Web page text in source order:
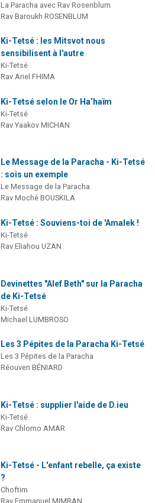
La Paracha avec Rav Rosenblum
Rav Baroukh ROSENBLUM
Ki-Tetsé : les Mitsvot nous
sensibilisent à l'autre
Ki-Tetsé
Rav Ariel FHIMA
Ki-Tetsé selon le Or Ha‘haïm
Ki-Tetsé
Rav Yaakov MICHAN
Le Message de la Paracha - Ki-Tetsé
: sois un exemple
Le Message de la Paracha
Rav Moché BOUSKILA
Ki-Tetsé : Souviens-toi de 'Amalek !
Ki-Tetsé
Rav Eliahou UZAN
Devinettes "Alef Beth" sur la Paracha
de Ki-Tetsé
Ki-Tetsé
Michael LUMBROSO
Les 3 Pépites de la Paracha Ki-Tetsé
Les 3 Pépites de la Paracha
Réouven BÉNIARD
Ki-Tetsé : supplier l'aide de D.ieu
Ki-Tetsé
Rav Chlomo AMAR
Ki-Tetsé - L'enfant rebelle, ça existe
?
Choftim
Rav Emmanuel MIMRAN